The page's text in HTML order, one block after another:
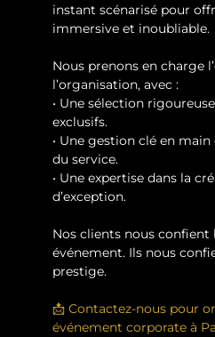
instant scénarisé pour
immersive et inoubliable.
Nous prenons en charge
l’organisation, avec :
• Une sélection
exclusifs.
• Une gestion clé en
du service.
• Une expertise dans la
d’exception.
Nos clients nous confient
événement. Ils nous
prestige.
📩 Contactez-nous pour
événement corporate à